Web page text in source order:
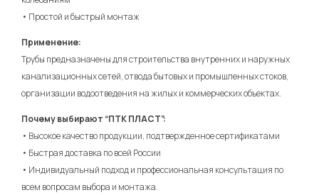
• Простой и быстрый монтаж
Применение:
Трубы предназначены для строительства внутренних и наружных
канализационных сетей, отвода бытовых и промышленных стоков,
организации водоотведения на жилых и коммерческих объектах.
Почему выбирают “ПТК ПЛАСТ”:
• Высокое качество продукции, подтвержденное сертификатами
• Быстрая доставка по всей России
• Индивидуальный подход и профессиональная консультация по
всем вопросам выбора и монтажа.